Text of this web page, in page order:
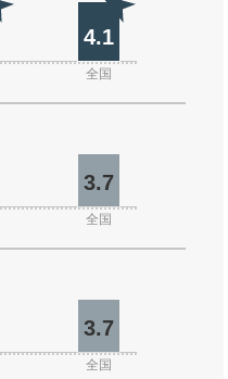
4.1
全国
3.7
全国
3.7
全国